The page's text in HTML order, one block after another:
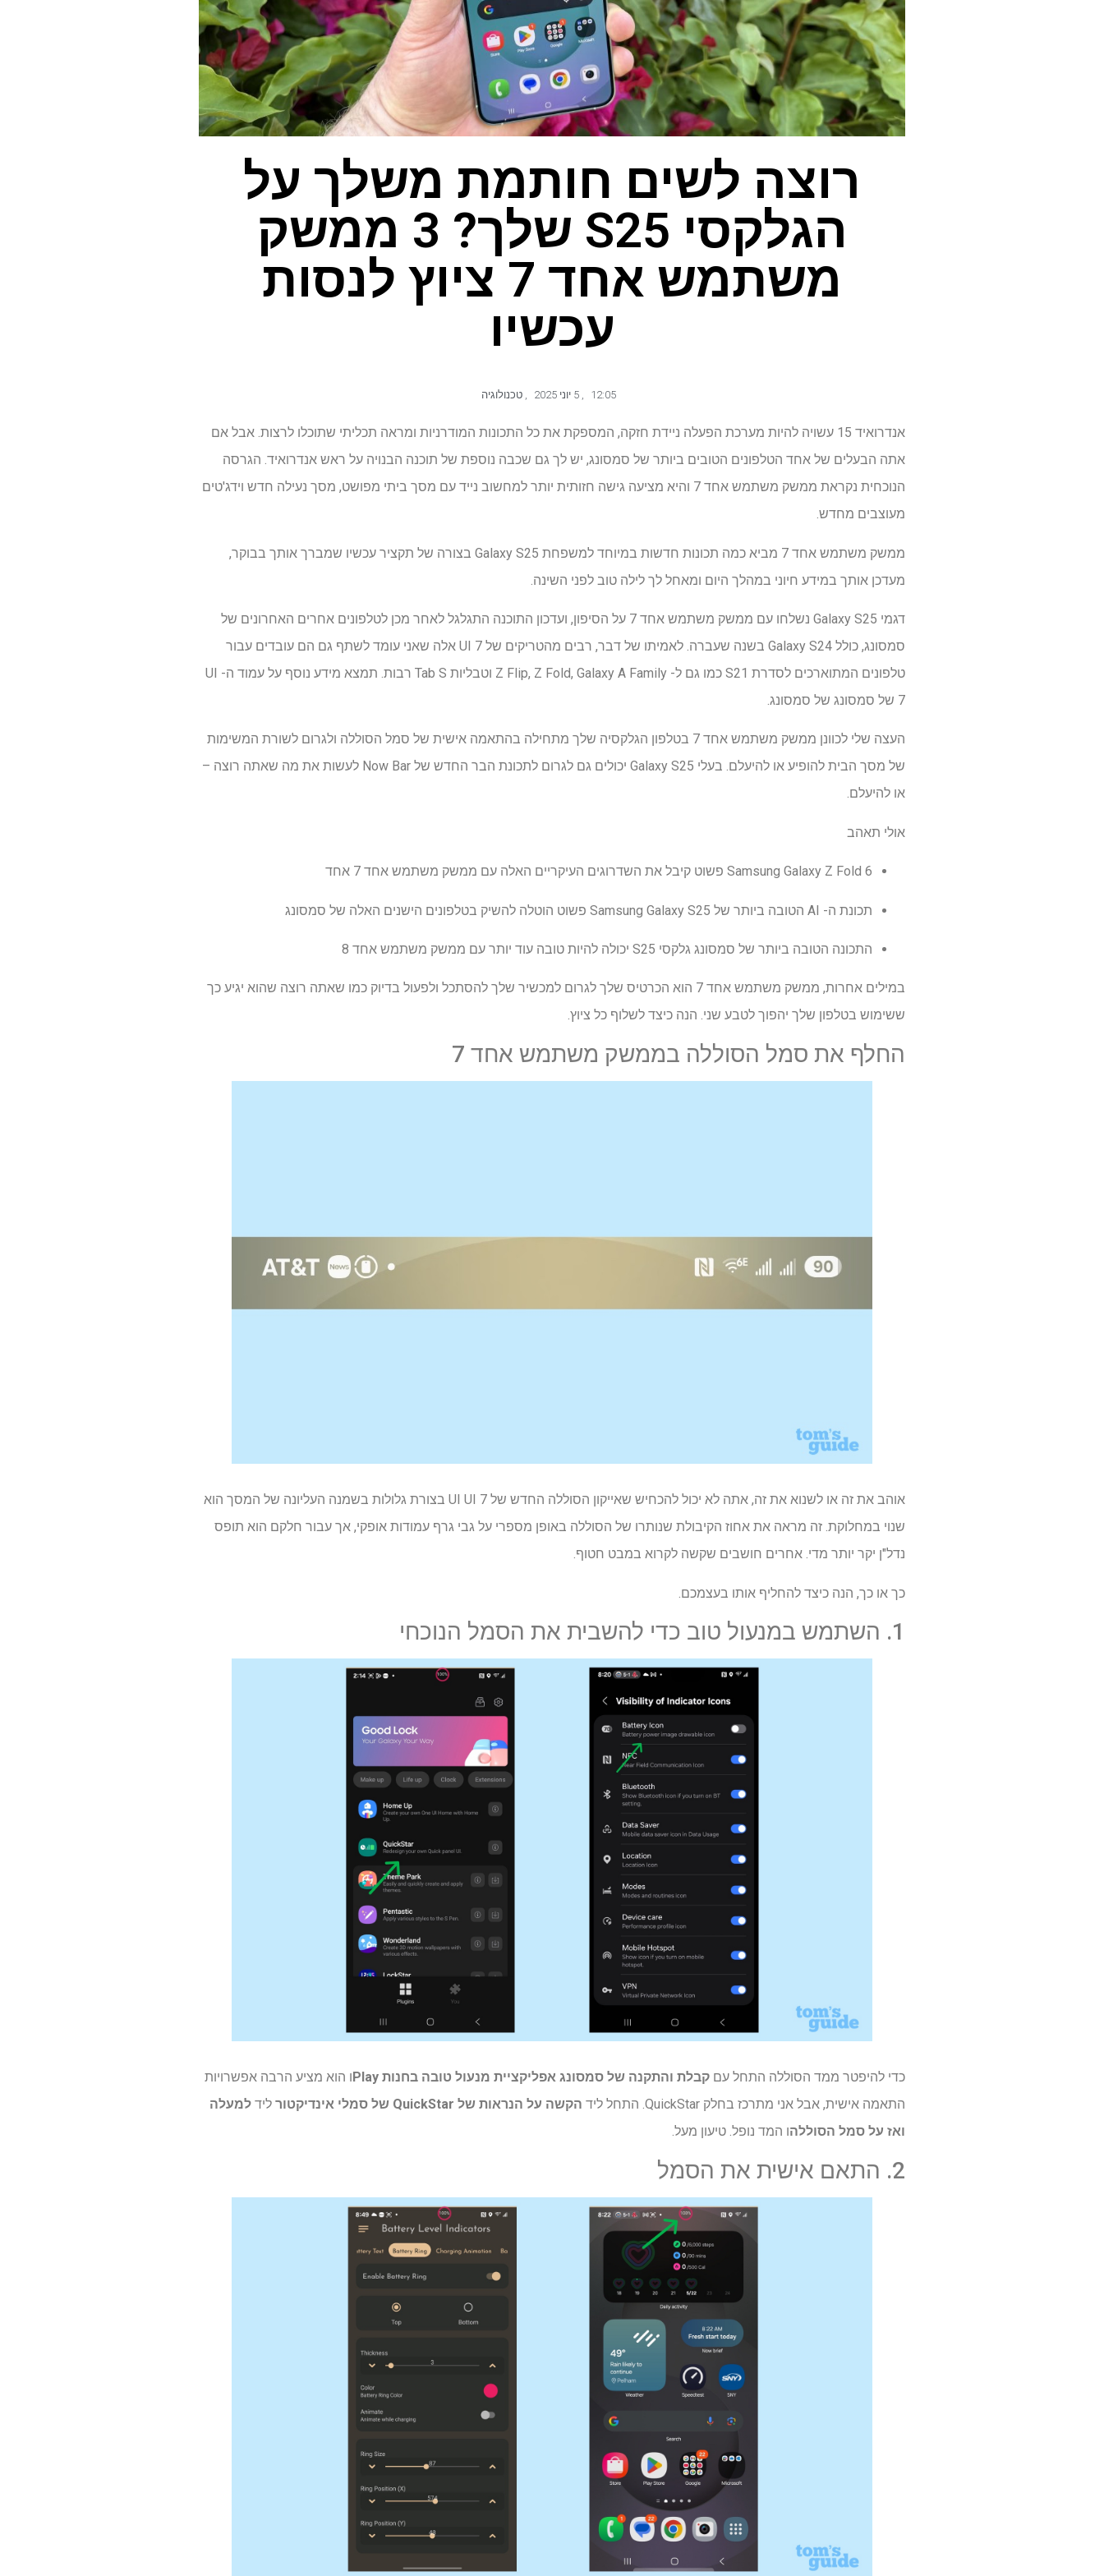
רוצה לשים חותמת משלך על
הגלקסי S25 שלך? 3 ממשק
משתמש אחד 7 ציוץ לנסות
עכשיו
12:05
,
, טכנולוגיה
אנדרואיד 15 עשויה להיות מערכת הפעלה ניידת חזקה, המספקת את כל התכונות המודרניות ומראה תכליתי שתוכלו לרצות. אבל אם
אתה הבעלים של אחד הטלפונים הטובים ביותר של סמסונג, יש לך גם שכבה נוספת של תוכנה הבנויה על ראש אנדרואיד. הגרסה
הנוכחית נקראת ממשק משתמש אחד 7 והיא מציעה גישה חזותית יותר למחשוב נייד עם מסך ביתי מפושט, מסך נעילה חדש וידג'טים
מעוצבים מחדש.
ממשק משתמש אחד 7 מביא כמה תכונות חדשות במיוחד למשפחת Galaxy S25 בצורה של תקציר עכשיו שמברך אותך בבוקר,
מעדכן אותך במידע חיוני במהלך היום ומאחל לך לילה טוב לפני השינה.
דגמי Galaxy S25 נשלחו עם ממשק משתמש אחד 7 על הסיפון, ועדכון התוכנה התגלגל לאחר מכן לטלפונים אחרים האחרונים של
סמסונג, כולל Galaxy S24 בשנה שעברה. לאמיתו של דבר, רבים מהטריקים של UI 7 אלה שאני עומד לשתף גם הם עובדים עבור
טלפונים המתוארכים לסדרת S21 כמו גם ל- Z Flip, Z Fold, Galaxy A Family וטבליות Tab S רבות. תמצא מידע נוסף על עמוד ה- UI
7 של סמסונג של סמסונג.
העצה שלי לכוונן ממשק משתמש אחד 7 בטלפון הגלקסיה שלך מתחילה בהתאמה אישית של סמל הסוללה ולגרום לשורת המשימות
של מסך הבית להופיע או להיעלם. בעלי Galaxy S25 יכולים גם לגרום לתכונת הבר החדש של Now Bar לעשות את מה שאתה רוצה –
או להיעלם.
אולי תאהב
Samsung Galaxy Z Fold 6 פשוט קיבל את השדרוגים העיקריים האלה עם ממשק משתמש אחד 7 אחד
תכונת ה- AI הטובה ביותר של Samsung Galaxy S25 פשוט הוטלה להשיק בטלפונים הישנים האלה של סמסונג
התכונה הטובה ביותר של סמסונג גלקסי S25 יכולה להיות טובה עוד יותר עם ממשק משתמש אחד 8
במילים אחרות, ממשק משתמש אחד 7 הוא הכרטיס שלך לגרום למכשיר שלך להסתכל ולפעול בדיוק כמו שאתה רוצה שהוא יגיע כך
ששימוש בטלפון שלך יהפוך לטבע שני. הנה כיצד לשלוף כל ציוץ.
החלף את סמל הסוללה בממשק משתמש אחד 7
אוהב את זה או לשנוא את זה, אתה לא יכול להכחיש שאייקון הסוללה החדש של UI UI 7 בצורת גלולות בשמנה העליונה של המסך הוא
שנוי במחלוקת. זה מראה את אחוז הקיבולת שנותרו של הסוללה באופן מספרי על גבי גרף עמודות אופקי, אך עבור חלקם הוא תופס
נדל"ן יקר יותר מדי. אחרים חושבים שקשה לקרוא במבט חטוף.
כך או כך, הנה כיצד להחליף אותו בעצמכם.
1. השתמש במנעול טוב כדי להשבית את הסמל הנוכחי
כדי להיפטר ממד הסוללה התחל עם קבלת והתקנה של סמסונג אפליקציית מנעול טובה בחנות Play
ו הוא מציע הרבה אפשרויות
התאמה אישית, אבל אני מתרכז בחלק QuickStar. התחל ליד
הקשה על הנראות של QuickStar של סמלי אינדיקטור ליד למעלה
ואז על סמל הסוללהו המד נופל. טיעון מעל.
2. התאם אישית את הסמל